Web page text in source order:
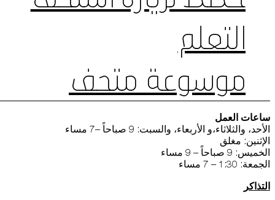
التعلم
موسوعة متحف
ساعات العمل
الأحد، والثلاثاء،و الأربعاء، والسبت: 9 صباحاً –7 مساء
الإثنين: مغلق
الخميس: 9 صباحاً – 9 مساء
الجمعة: 1:30 – 7 مساء
التذاكر